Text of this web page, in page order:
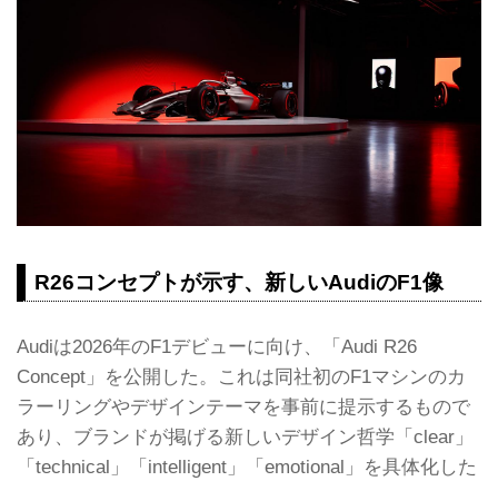
R26コンセプトが示す、新しいAudiのF1像
Audiは2026年のF1デビューに向け、「Audi R26
Concept」を公開した。これは同社初のF1マシンのカ
ラーリングやデザインテーマを事前に提示するもので
あり、ブランドが掲げる新しいデザイン哲学「clear」
「technical」「intelligent」「emotional」を具体化した